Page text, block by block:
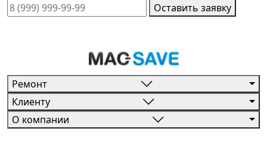
Оставить заявку
Ремонт
Клиенту
О компании